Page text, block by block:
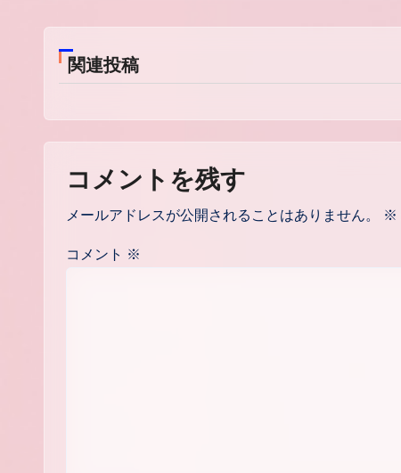
ビ
ゲ
ー
シ
ョ
ン
関連投稿
コメントを残す
メールアドレスが公開されることはありません。 ※
コメント ※